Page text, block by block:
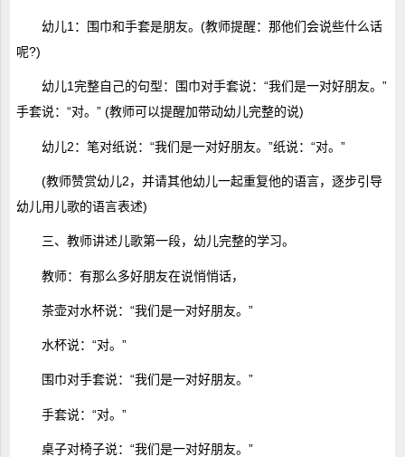
幼儿1：围巾和手套是朋友。(教师提醒：那他们会说些什么话
呢?)
幼儿1完整自己的句型：围巾对手套说：“我们是一对好朋友。”
手套说：“对。” (教师可以提醒加带动幼儿完整的说)
幼儿2：笔对纸说：“我们是一对好朋友。”纸说：“对。”
(教师赞赏幼儿2，并请其他幼儿一起重复他的语言，逐步引导
幼儿用儿歌的语言表述)
三、教师讲述儿歌第一段，幼儿完整的学习。
教师：有那么多好朋友在说悄悄话，
茶壶对水杯说：“我们是一对好朋友。”
水杯说：“对。”
围巾对手套说：“我们是一对好朋友。”
手套说：“对。”
桌子对椅子说：“我们是一对好朋友。”